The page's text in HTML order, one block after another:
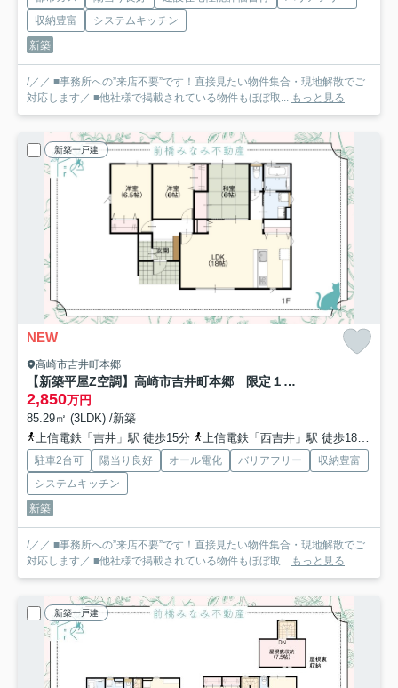
収納豊富
システムキッチン
新築
/／／ ■事務所への”来店不要”です！直接見たい物件集合・現地解散でご
対応します／ ■他社様で掲載されている物件もほぼ取...
もっと見る
新築一戸建
NEW
高崎市吉井町本郷
【新築平屋Z空調】高崎市吉井町本郷 限定１棟 新築建売
2,850万円
85.29㎡ (3LDK) /新築
上信電鉄「吉井」駅 徒歩15分
上信電鉄「西吉井」駅 徒歩18分
駐車2台可 陽当り良好 オール電化 バリアフリー
収納豊富
システムキッチン
新築
/／／ ■事務所への”来店不要”です！直接見たい物件集合・現地解散でご
対応します／ ■他社様で掲載されている物件もほぼ取...
もっと見る
新築一戸建